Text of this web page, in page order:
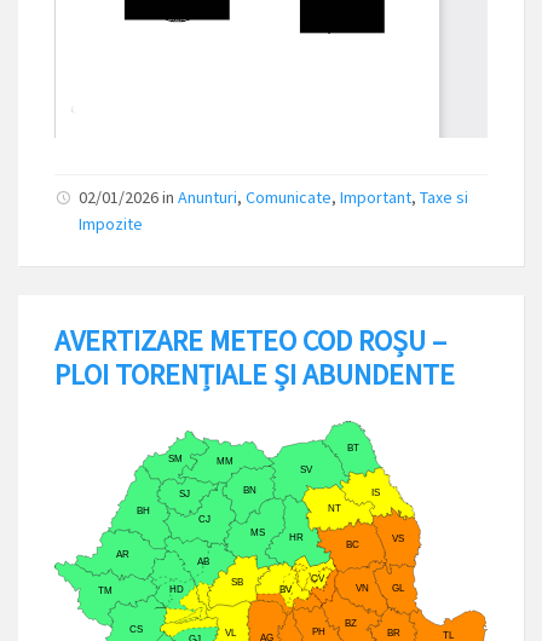
02/01/2026in Anunturi, Comunicate, Important, Taxe si
Impozite
AVERTIZARE METEO COD ROȘU –
PLOI TORENȚIALE ȘI ABUNDENTE